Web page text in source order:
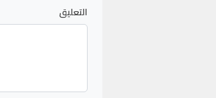
التعليق